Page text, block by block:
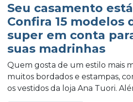
Seu casamento
Confira 15 modelos
super em conta
suas madrinhas
Quem gosta de um estilo mais
muitos bordados e estampas,
os vestidos da loja Ana Tuori.